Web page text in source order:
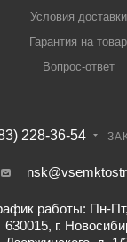
Условия доставки
Гарантия на товар
Вопрос-ответ
228-36-54
работы: Пн-
630015, г.